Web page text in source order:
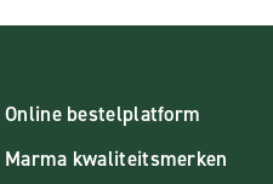
Online bestelplatform
Marma kwaliteitsmerken